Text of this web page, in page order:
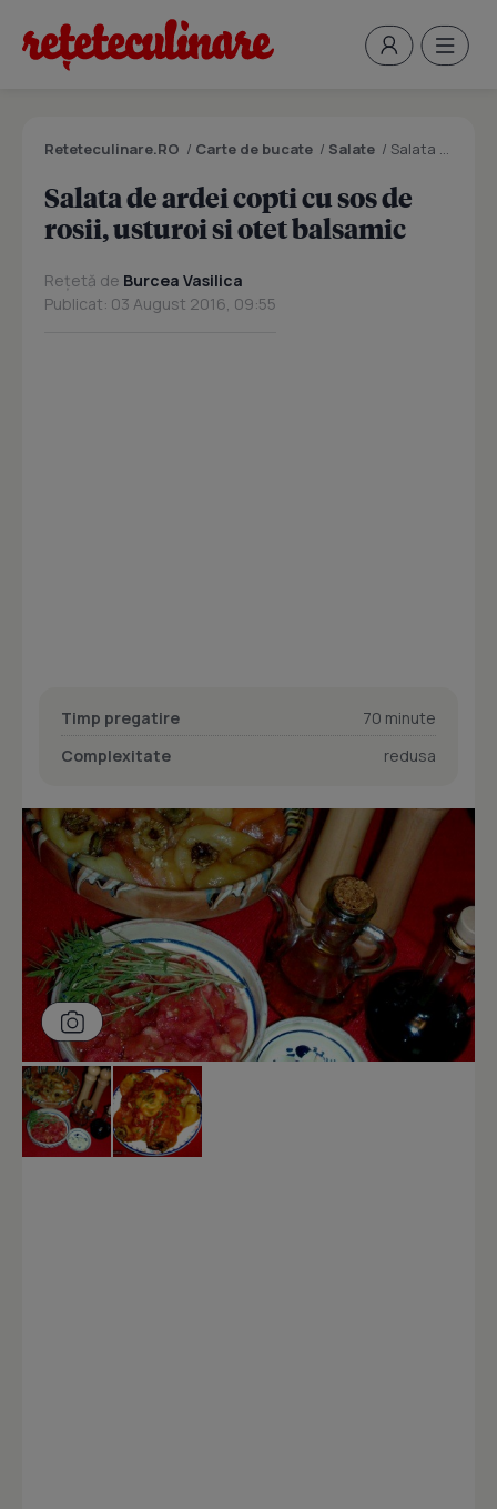
Reteteculinare.RO / Carte de bucate / Salate / Salata de ardei copti cu sos de rosii, usturoi si otet balsamic
Salata de ardei copti cu sos de
rosii, usturoi si otet balsamic
Rețetă de Burcea Vasilica
Publicat: 03 August 2016, 09:55
Timp pregatire
70 minute
Complexitate
redusa